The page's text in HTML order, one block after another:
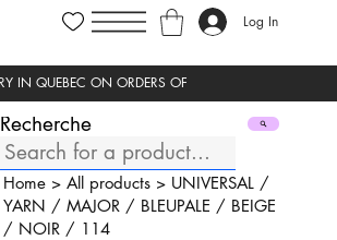
Log In
Recherche
Home> All products> UNIVERSAL /
YARN / MAJOR / BLEUPALE / BEIGE
/ NOIR / 114